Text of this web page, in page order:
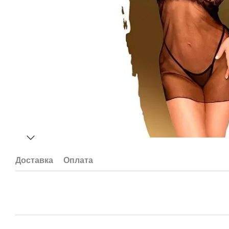
Доставка Оплата